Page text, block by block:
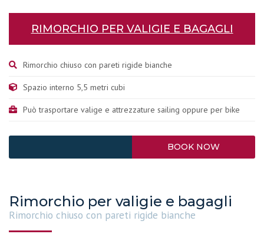
RIMORCHIO PER VALIGIE E BAGAGLI
Rimorchio chiuso con pareti rigide bianche
Spazio interno 5,5 metri cubi
Può trasportare valige e attrezzature sailing oppure per bike
BOOK NOW
Rimorchio per valigie e bagagli
Rimorchio chiuso con pareti rigide bianche